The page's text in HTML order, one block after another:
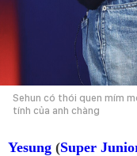
Sehun có thói quen mím
tính của anh chàng
Yesung (Super